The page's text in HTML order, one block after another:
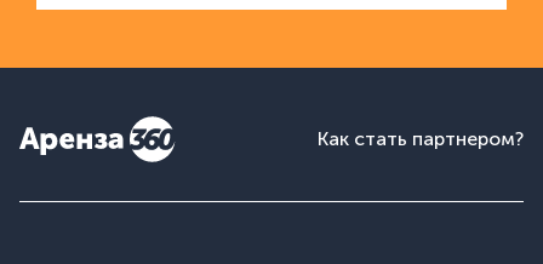
Как стать партнером?